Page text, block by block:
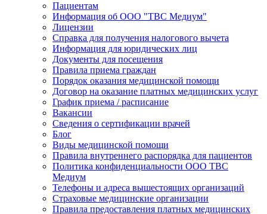
Пациентам
Информация об ООО "ТВС Медиум"
Лицензии
Справка для получения налогового вычета
Информация для юридических лиц
Документы для посещения
Правила приема граждан
Порядок оказания медицинской помощи
Договор на оказание платных медицинских услуг
График приема / расписание
Вакансии
Сведения о сертификации врачей
Блог
Виды медицинской помощи
Правила внутреннего распорядка для пациентов
Политика конфиденциальности ООО ТВС
Медиум
Телефоны и адреса вышестоящих организаций
Страховые медицинские организации
Правила предоставления платных медицинских